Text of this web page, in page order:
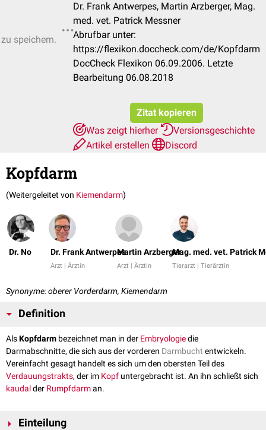
speichern.
Dr. Frank Antwerpes, Martin Arzberger, Mag.
med. vet. Patrick Messner
Abrufbar unter:
https://flexikon.doccheck.com/de/Kopfdarm
DocCheck Flexikon 06.09.2006. Letzte
Bearbeitung 06.08.2018
Zitat kopieren
Was zeigt hierher
Versionsgeschichte
Artikel erstellen
Discord
Kopfdarm
(Weitergeleitet von Kiemendarm)
Dr. No Dr. Frank Antwerpes
Arzt | Ärztin
Martin Arzberger
Arzt | Ärztin
Mag. med. vet. Patrick
Tierarzt | Tierärztin
Synonyme: oberer Vorderdarm, Kiemendarm
Definition
AlsKopfdarm bezeichnet man in der Embryologiedie
Darmabschnitte, die sich aus der vorderen Darmbucht entwickeln.
Vereinfacht gesagt handelt es sich um den obersten Teil des
Verdauungstrakts, der im Kopf untergebracht ist. An ihn schließt sich
kaudalder Rumpfdarman.
Einteilung